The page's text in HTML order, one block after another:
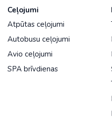
Ceļojumi
Atpūtas ceļojumi
Autobusu ceļojumi
Avio ceļojumi
SPA brīvdienas